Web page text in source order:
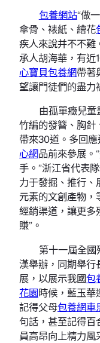
包養網站“做
傘骨、裱紙、繪花
疾人來說并不不難
承人胡海華，有近
心寶貝包養網帶著
望讓門徒們的盡力
由孤單癥兒童
竹編的發簪、胸
帶來30道。多回
心網品前來參展。
手。”浙江省代表
力于發掘、推行
元素的文創產物，
經銷渠道，讓更多
賺”。
第十一屆全
漢舉辦，同期舉行
展，以展示我國包
花園時候，藍玉華
記得父母包養網車
句話，甚至記得百
員高昂向上精力風